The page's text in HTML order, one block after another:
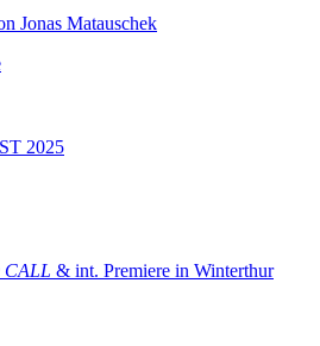
Jonas Matauschek
2025
CALL & int. Premiere in Winterthur